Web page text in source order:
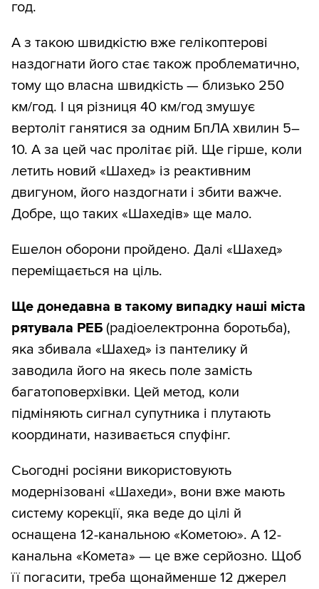
год.
А з такою швидкістю вже гелікоптерові
наздогнати його стає також проблематично,
тому що власна швидкість — близько 250
км/год. І ця різниця 40 км/год змушує
вертоліт ганятися за одним БпЛА хвилин 5–
10. А за цей час пролітає рій. Ще гірше, коли
летить новий «Шахед» із реактивним
двигуном, його наздогнати і збити важче.
Добре, що таких «Шахедів» ще мало.
Ешелон оборони пройдено. Далі «Шахед»
переміщається на ціль.
Ще донедавна в такому випадку наші міста
рятувала РЕБ (радіоелектронна боротьба),
яка збивала «Шахед» із пантелику й
заводила його на якесь поле замість
багатоповерхівки. Цей метод, коли
підміняють сигнал супутника і плутають
координати, називається спуфінг.
Сьогодні росіяни використовують
модернізовані «Шахеди», вони вже мають
систему корекції, яка веде до цілі й
оснащена 12-канальною «Кометою». А 12-
канальна «Комета» — це вже серйозно. Щоб
її погасити, треба щонайменше 12 джерел